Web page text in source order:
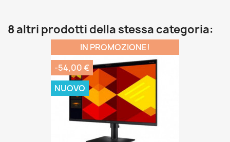
8 altri prodotti della stessa categoria:
IN PROMOZIONE!
-54,00 €
NUOVO